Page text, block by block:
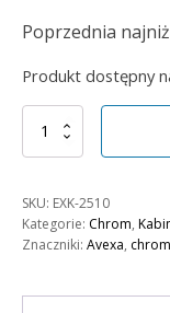
wynosiła:
3376,00 zł.
wynosi:
Poprzednia
Produkt dostępny
ilość
in
Avexa,
jednoelementowa
SKU: EXK-2510
Kategorie: Chrom,
Znaczniki: Avexa, chrom